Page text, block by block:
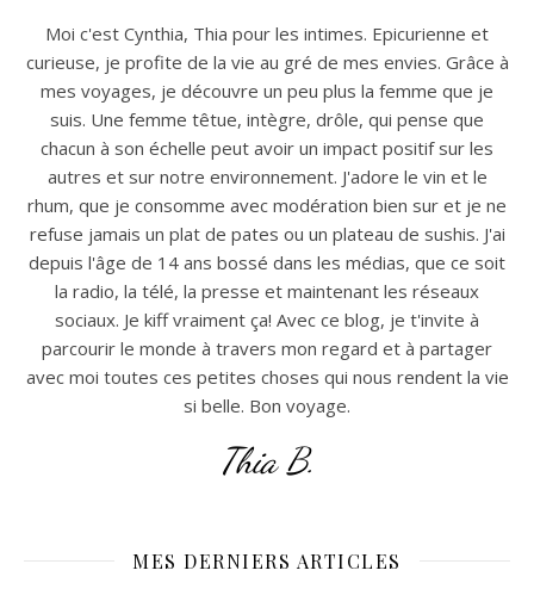
Moi c'est Cynthia, Thia pour les intimes. Epicurienne et
curieuse, je profite de la vie au gré de mes envies. Grâce à
mes voyages, je découvre un peu plus la femme que je
suis. Une femme têtue, intègre, drôle, qui pense que
chacun à son échelle peut avoir un impact positif sur les
autres et sur notre environnement. J'adore le vin et le
rhum, que je consomme avec modération bien sur et je ne
refuse jamais un plat de pates ou un plateau de sushis. J'ai
depuis l'âge de 14 ans bossé dans les médias, que ce soit
la radio, la télé, la presse et maintenant les réseaux
sociaux. Je kiff vraiment ça! Avec ce blog, je t'invite à
parcourir le monde à travers mon regard et à partager
avec moi toutes ces petites choses qui nous rendent la vie
si belle. Bon voyage.
Thia B.
MES DERNIERS ARTICLES